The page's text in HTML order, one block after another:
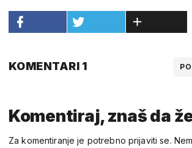
KOMENTARI 1
Komentiraj, znaš da
Za komentiranje je potrebno prijaviti se.